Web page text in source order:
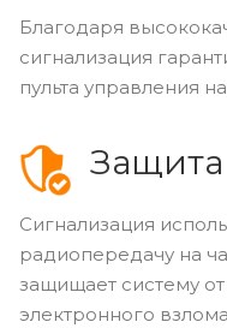
Благодаря
сигнализация
пульта управления
Защита
Сигнализация
радиопередачу на
защищает систему
электронного